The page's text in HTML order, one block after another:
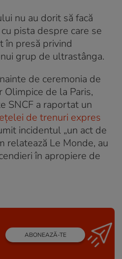
nu au dorit să facă
pista despre care se
în presă privind
grup de ultrastânga.
de ceremonia de
Olimpice de la Paris,
SNCF a raportat un
de trenuri expres
incidentul „un act de
relatează Le Monde, au
în apropiere de
ABONEAZĂ-TE